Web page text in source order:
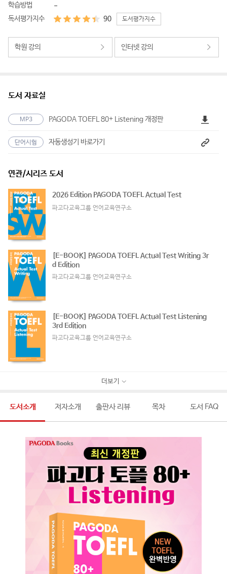
학습방법
-
독서평가지수
90 도서평가지수
학원 강의 인터넷 강의
도서 자료실
MP3 PAGODA TOEFL 80+ Listening 개정판
단어시험 자동생성기 바로가기
연관/시리즈 도서
2026 Edition PAGODA TOEFL Actual Test
파고다교육그룹 언어교육연구소
[E-BOOK] PAGODA TOEFL Actual Test Writing 3r
d Edition
파고다교육그룹 언어교육연구소
[E-BOOK] PAGODA TOEFL Actual Test Listening
3rd Edition
파고다교육그룹 언어교육연구소
더보기
도서소개 저자소개 출판사 리뷰 목차 도서 FAQ